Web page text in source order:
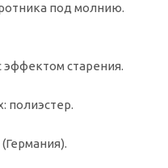
под молнию.
эффектом старения.
полиэстер.